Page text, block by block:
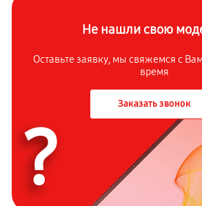
Не нашли свою
Оставьте заявку, мы свяжемся с
время
Заказать звонок
?